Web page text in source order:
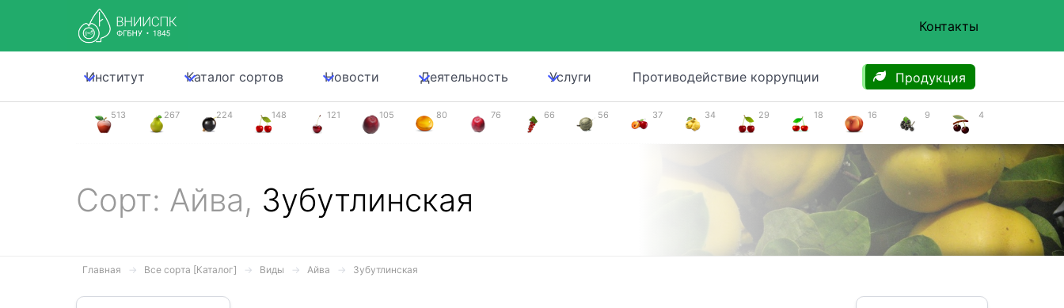
Контакты
Институт Каталог сортов Новости Деятельность Услуги Противодействие коррупции Продукция
513 267 224 148 121 105 80 76 66 56 37 34 29 18 16 9 4
Сорт: Айва, Зубутлинская
Главная Все сорта [Каталог] Виды Айва Зубутлинская